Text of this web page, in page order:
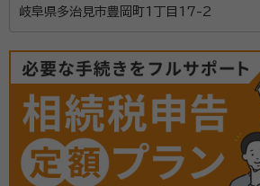
岐阜県多治見市豊岡町1丁目17-2